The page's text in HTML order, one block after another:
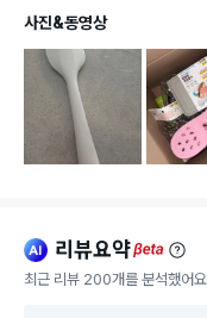
사진&동영상
ai 리뷰요약beta
최근 리뷰 200개를 분석했어